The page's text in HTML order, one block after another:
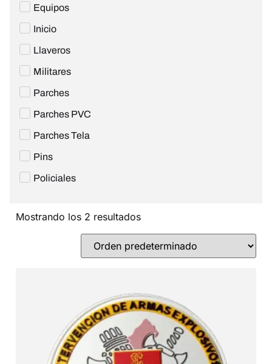
Equipos
Inicio
Llaveros
Militares
Parches
Parches PVC
Parches Tela
Pins
Policiales
Mostrando los 2 resultados